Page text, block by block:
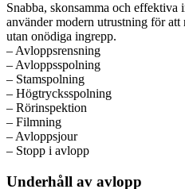
Snabba, skonsamma och effektiva
använder modern utrustning för att
utan onödiga ingrepp.
– Avloppsrensning
– Avloppsspolning
– Stamspolning
– Högtrycksspolning
– Rörinspektion
– Filmning
– Avloppsjour
– Stopp i avlopp
Underhåll av avlopp